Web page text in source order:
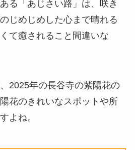
る「あじさい路」は、咲き
じめじめした心まで晴れる
て癒されること間違いな
2025年の長谷寺の紫陽花の
花のきれいなスポットや所
よね。